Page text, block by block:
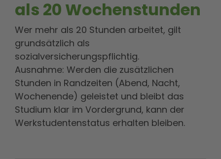
als 20 Wochenstunden
Wer mehr als 20 Stunden arbeitet, gilt
grundsätzlich als
sozialversicherungspflichtig.
Ausnahme: Werden die zusätzlichen
Stunden in Randzeiten (Abend, Nacht,
Wochenende) geleistet und bleibt das
Studium klar im Vordergrund, kann der
Werkstudentenstatus erhalten bleiben.